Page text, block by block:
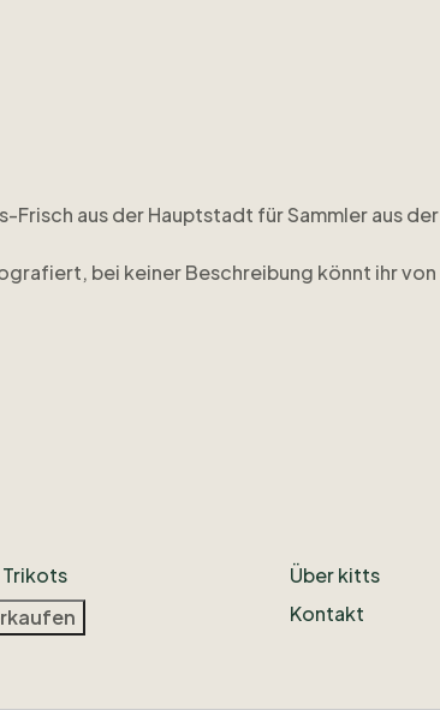
Frisch ausderHauptstadt fürSammlerausder
​,​ bei keinerBeschreibung könnt ihrvon
Über kitts
Kontakt